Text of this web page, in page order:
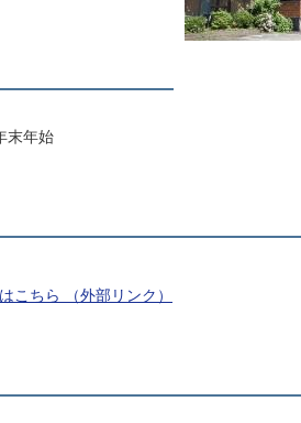
末年始
こちら
（外部リンク）